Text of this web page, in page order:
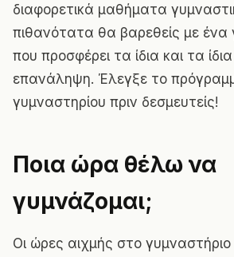
διαφορετικά μαθήματα
πιθανότατα θα βαρεθείς με ένα
που προσφέρει τα ίδια και τα
επανάληψη. Έλεγξε το
γυμναστηρίου πριν δεσμευτείς!
Ποια ώρα θέλω να
γυμνάζομαι;
Οι ώρες αιχμής στο γυμναστήριο